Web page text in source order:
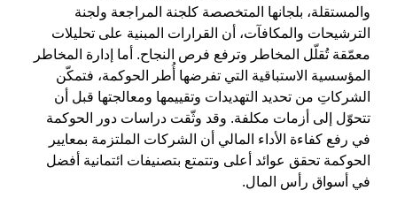
والمستقلة، بلجانها المتخصصة كلجنة المراجعة ولجنة
الترشيحات والمكافآت، أن القرارات المبنية على تحليلات
معمّقة تُقلّل المخاطر وترفع فرص النجاح. أما إدارة المخاطر
المؤسسية الاستباقية التي تفرضها أُطر الحوكمة، فتمكّن
الشركاتِ من تحديد التهديدات وتقييمها ومعالجتها قبل أن
تتحوّل إلى أزمات مكلفة. وقد وثّقت دراسات دور الحوكمة
في رفع كفاءة الأداء المالي أن الشركات الملتزمة بمعايير
الحوكمة تحقق عوائد أعلى وتتمتع بتصنيفات ائتمانية أفضل
في أسواق رأس المال.